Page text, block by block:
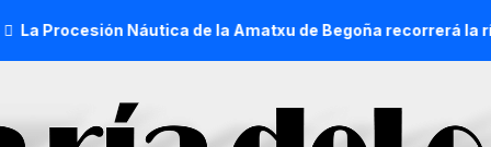
Náutica de la Amatxu de Begoña recorrerá la ría el 14 de